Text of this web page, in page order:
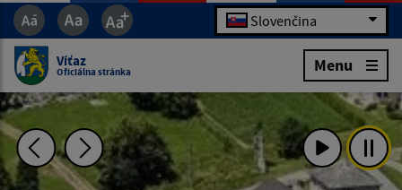
Slovenčina
Víťaz
Oficiálna stránka Menu